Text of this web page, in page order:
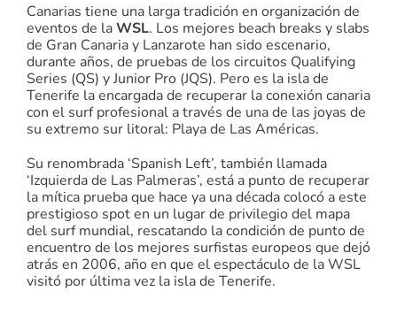
Canarias tiene una larga tradición en organización de
eventos de laWSL. Los mejores beach breaks y slabs
de Gran Canaria y Lanzarote han sido escenario,
durante años, de pruebas de los circuitos Qualifying
Series (QS) y Junior Pro (JQS). Pero es la isla de
Tenerife la encargada de recuperar la conexión canaria
con el surf profesional a través de una de las joyas de
su extremo sur litoral: Playa de Las Américas.
Su renombrada ‘Spanish Left’, también llamada
‘Izquierda de Las Palmeras’, está a punto de recuperar
la mítica prueba que hace ya una década colocó a este
prestigioso spot en un lugar de privilegio del mapa
del surf mundial, rescatando la condición de punto de
encuentro de los mejores surfistas europeos que dejó
atrás en 2006, año en que el espectáculo de la WSL
visitó por última vez la isla de Tenerife.